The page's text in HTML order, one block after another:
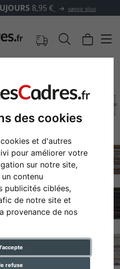
des cookies
et d'autres
pour améliorer votre
sur notre site,
contenu
publicités ciblées,
de notre site et
provenance de nos
refuse
8,95 € savoir plus